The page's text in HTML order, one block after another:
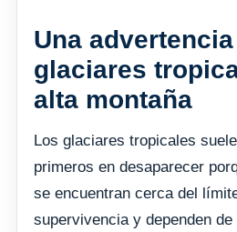
Una
glaciares
alta montaña
Los glaciares tropicales
primeros en desaparecer
se encuentran cerca del
supervivencia y dependen